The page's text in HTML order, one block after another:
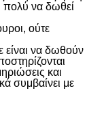
πολύ να δωθεί
ούτε
είναι να δωθούν
και
συμβαίνει με